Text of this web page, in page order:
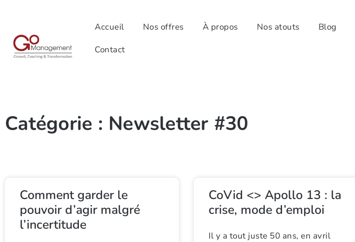
Accueil Nos offres À propos Nos atouts Blog
Contact
Catégorie : Newsletter #30
Comment garder le
pouvoir d’agir malgré
l’incertitude
CoVid <> Apollo 13 : la
crise, mode d’emploi
Il y a tout juste 50 ans, en avril